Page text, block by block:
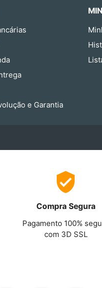
e Garantia
Compra Segura
Pagamento 100%
com 3D SSL